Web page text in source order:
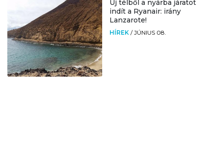
Új télből a nyárba járatot
indít a Ryanair: irány
Lanzarote!
HÍREK /JÚNIUS 08.